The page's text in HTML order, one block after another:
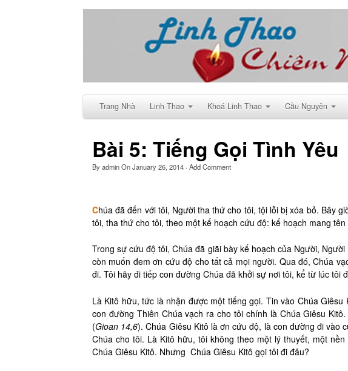
Trang Nhà Linh Thao Khoá Linh Thao Cầu Nguyện
Bài 5: Tiếng Gọi Tình Yêu
ByadminOnJanuary 26, 2014 · Add Comment
Chúa đã đến với tôi, Người tha thứ cho tôi, tội lỗi bị xóa bỏ. Bây
tôi, tha thứ cho tôi, theo một kế hoạch cứu độ: kế hoạch mang
Trong sự cứu độ tôi, Chúa đã giãi bày kế hoạch của Người,
còn muốn đem ơn cứu độ cho tất cả mọi người. Qua đó, Chúa
đi. Tôi hãy đi tiếp con đường Chúa đã khởi sự nơi tôi, kể từ lúc tôi
Là Kitô hữu, tức là nhận được một tiếng gọi. Tin vào Chúa
con đường Thiên Chúa vạch ra cho tôi chính là Chúa Giêsu
(Gioan 14,6). Chúa Giêsu Kitô là ơn cứu độ, là con đường đi vào
Chúa cho tôi. Là Kitô hữu, tôi không theo một lý thuyết, một
Chúa Giêsu Kitô. Nhưng Chúa Giêsu Kitô gọi tôi đi đâu?